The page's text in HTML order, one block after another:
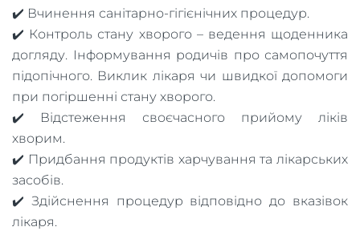
✔️ Вчинення санітарно-гігієнічних процедур.
✔️ Контроль стану хворого – ведення щоденника
догляду. Інформування родичів про самопочуття
підопічного. Виклик лікаря чи швидкої допомоги
при погіршенні стану хворого.
✔️ Відстеження своєчасного прийому ліків
хворим.
✔️ Придбання продуктів харчування та лікарських
засобів.
✔️ Здійснення процедур відповідно до вказівок
лікаря.